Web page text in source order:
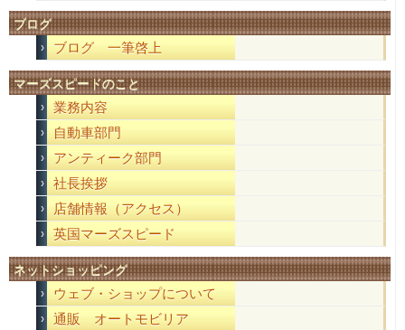
ブログ
ブログ 一筆啓上
マーズスピードのこと
業務内容
自動車部門
アンティーク部門
社長挨拶
店舗情報（アクセス）
英国マーズスピード
ネットショッピング
ウェブ・ショップについて
通販 オートモビリア